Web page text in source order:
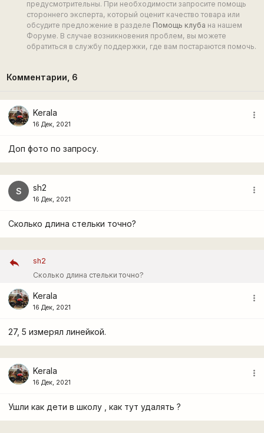
предусмотрительны. При необходимости запросите помощь
стороннего эксперта, который оценит качество товара или
обсудите предложение в разделе Помощь клуба на нашем
Форуме. В случае возникновения проблем, вы можете
обратиться в службу поддержки, где вам постараются помочь.
Комментарии, 6
Kerala
16 Дек, 2021
more_vert
Доп фото по запросу.
S sh2
16 Дек, 2021
more_vert
Сколько длина стельки точно?
sh2
Сколько длина стельки точно?
Kerala
16 Дек, 2021
more_vert
27, 5 измерял линейкой.
Kerala
16 Дек, 2021
more_vert
Ушли как дети в школу , как тут удалять ?